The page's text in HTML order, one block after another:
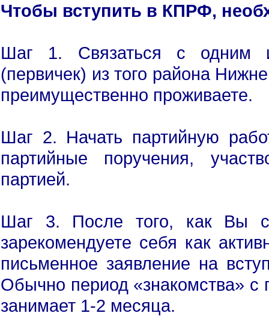
Чтобы вступить в КПРФ,
Шаг 1. Связаться с одним
(первичек) из того района
преимущественно проживаете.
Шаг 2. Начать партийную
партийные поручения,
партией.
Шаг 3. После того, как Вы
зарекомендуете себя как
письменное заявление на
Обычно период «знакомства» с
занимает 1-2 месяца.